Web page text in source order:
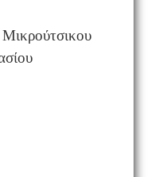
Μικρούτσικου